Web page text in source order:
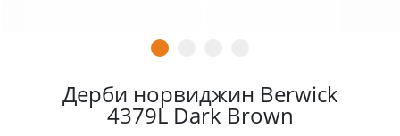
Дерби норвиджин Berwick
4379L Dark Brown